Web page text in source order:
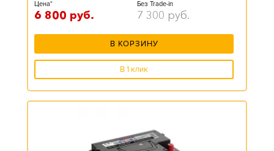
Цена*
6 800 руб.
Без Trade-in
7 300 руб.
В КОРЗИНУ
В 1 клик